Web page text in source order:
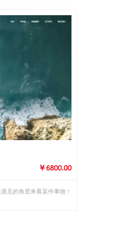
￥6800.00
见的角度来看某件事物！